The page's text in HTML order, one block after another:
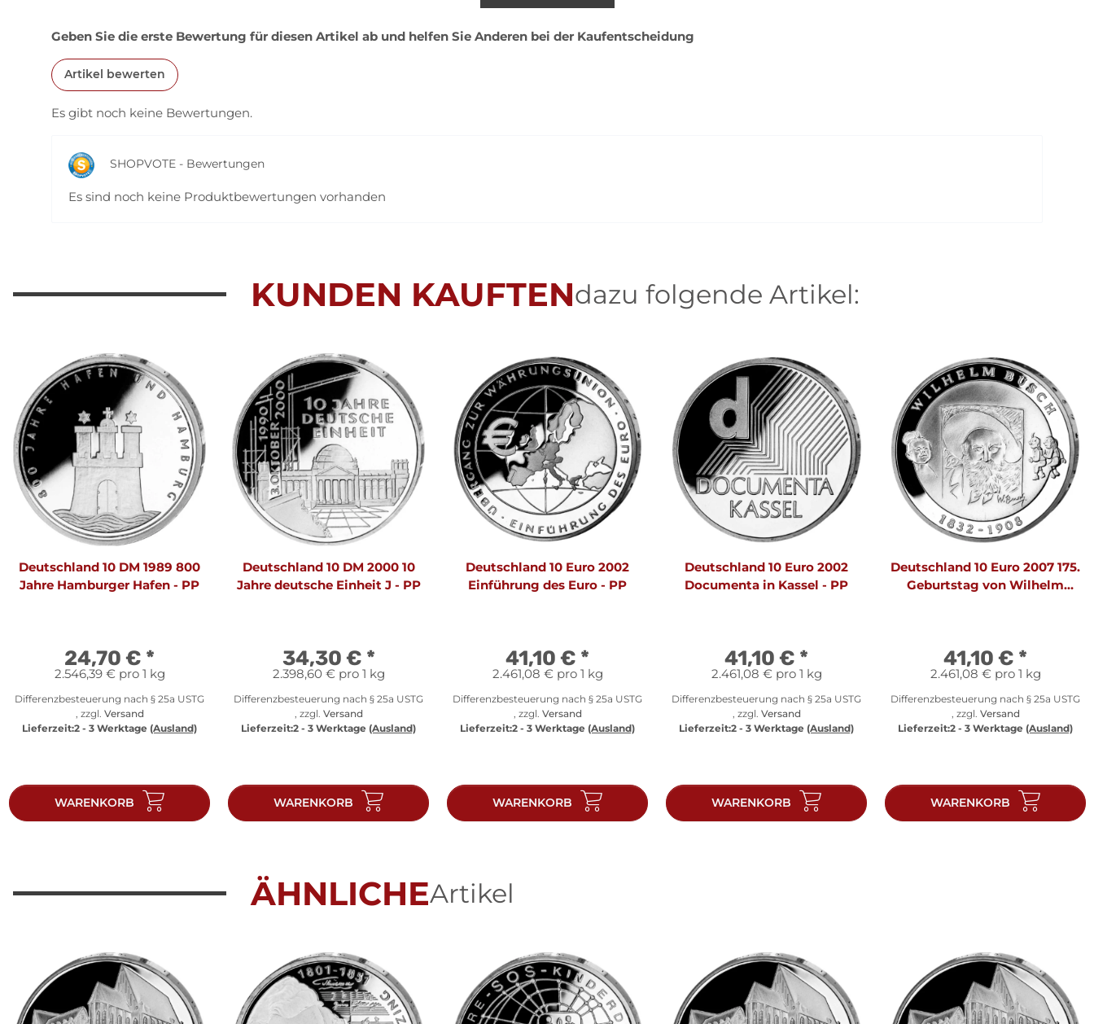
Geben Sie die erste Bewertung für diesen Artikel ab und helfen Sie Anderen bei der Kaufentscheidung
Artikel bewerten
Es gibt noch keine Bewertungen.
SHOPVOTE - Bewertungen
Es sind noch keine Produktbewertungen vorhanden
KUNDEN KAUFTENdazu folgende Artikel:
Deutschland 10 DM 1989 800
Jahre Hamburger Hafen - PP
24,70 € *
2.546,39 € pro 1 kg
Differenzbesteuerung nach § 25a USTG
, zzgl. Versand
Lieferzeit:2 - 3 Werktage (Ausland)
WARENKORB
Deutschland 10 DM 2000 10
Jahre deutsche Einheit J - PP
34,30 € *
2.398,60 € pro 1 kg
Differenzbesteuerung nach § 25a USTG
, zzgl. Versand
Lieferzeit:2 - 3 Werktage (Ausland)
WARENKORB
Deutschland 10 Euro 2002
Einführung des Euro - PP
41,10 € *
2.461,08 € pro 1 kg
Differenzbesteuerung nach § 25a USTG
, zzgl. Versand
Lieferzeit:2 - 3 Werktage (Ausland)
WARENKORB
Deutschland 10 Euro 2002
Documenta in Kassel - PP
41,10 € *
2.461,08 € pro 1 kg
Differenzbesteuerung nach § 25a USTG
, zzgl. Versand
Lieferzeit:2 - 3 Werktage (Ausland)
WARENKORB
Deutschland 10 Euro 2007 175.
Geburtstag von Wilhelm
41,10 € *
2.461,08 € pro 1 kg
Differenzbesteuerung nach § 25a USTG
, zzgl. Versand
Lieferzeit:2 - 3 Werktage (Ausland)
WARENKORB
ÄHNLICHEArtikel